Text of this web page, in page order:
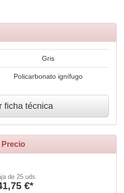
Gris
Policarbonato ignífugo
ficha técnica
Precio
de 25 uds.
€*